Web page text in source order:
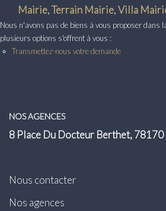
Transaction
Location
Nos Actualités
Mairie,Terrain Mairie,Villa
Nous n'avons pas de biens à vous proposer dans
plusieurs options s'offrent à vous :
Transmettez-nous votre demande
NOS AGENCES
8 Place Du Docteur Berthet,
Nous contacter
Nos agences